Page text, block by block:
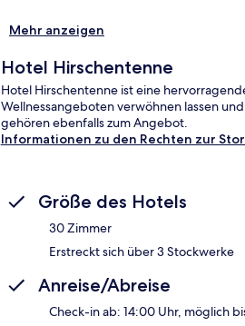
Mehr anzeigen
Hotel Hirschentenne
Hotel Hirschentenne ist eine
Wellnessangeboten verwöhnen lassen
gehören ebenfalls zum Angebot.
Informationen zu den Rechten zur
Größe des Hotels
30 Zimmer
Erstreckt sich über 3 Stockwerke
Anreise/Abreise
Check-in ab: 14:00 Uhr, möglich